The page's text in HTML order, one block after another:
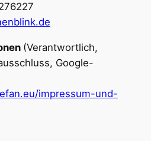
(Verantwortlich,
Google-
impressum-und-